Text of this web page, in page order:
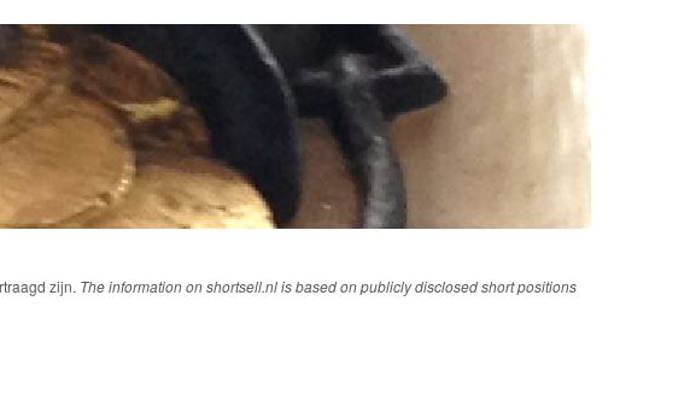
zijn. The information on shortsell.nl is based on publicly disclosed short positions